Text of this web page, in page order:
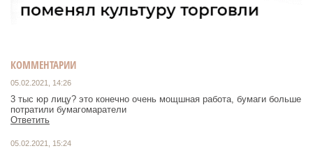
КОММЕНТАРИИ
05.02.2021, 14:26
3 тыс юр лицу? это конечно очень мощшная работа, бумаги больше
потратили бумагомаратели
Ответить
05.02.2021, 15:24